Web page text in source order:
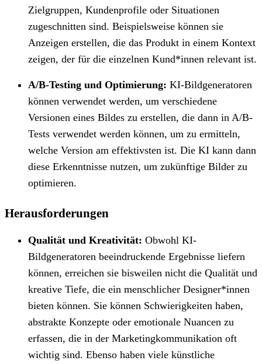
Zielgruppen, Kundenprofile oder Situationen
zugeschnitten sind. Beispielsweise können sie
Anzeigen erstellen, die das Produkt in einem Kontext
zeigen, der für die einzelnen Kund*innen relevant ist.
A/B-Testing und Optimierung: KI-Bildgeneratoren
können verwendet werden, um verschiedene
Versionen eines Bildes zu erstellen, die dann in A/B-
Tests verwendet werden können, um zu ermitteln,
welche Version am effektivsten ist. Die KI kann dann
diese Erkenntnisse nutzen, um zukünftige Bilder zu
optimieren.
Herausforderungen
Qualität und Kreativität: Obwohl KI-
Bildgeneratoren beeindruckende Ergebnisse liefern
können, erreichen sie bisweilen nicht die Qualität und
kreative Tiefe, die ein menschlicher Designer*innen
bieten können. Sie können Schwierigkeiten haben,
abstrakte Konzepte oder emotionale Nuancen zu
erfassen, die in der Marketingkommunikation oft
wichtig sind. Ebenso haben viele künstliche